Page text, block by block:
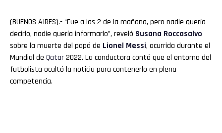
(BUENOS AIRES).- “Fue a las 2 de la mañana, pero nadie quería
decirlo, nadie quería informarlo”, reveló Susana Roccasalvo
sobre la muerte del papá de Lionel Messi, ocurrida durante el
Mundial de Qatar2022. La conductora contó que el entorno del
futbolista ocultó la noticia para contenerlo en plena
competencia.